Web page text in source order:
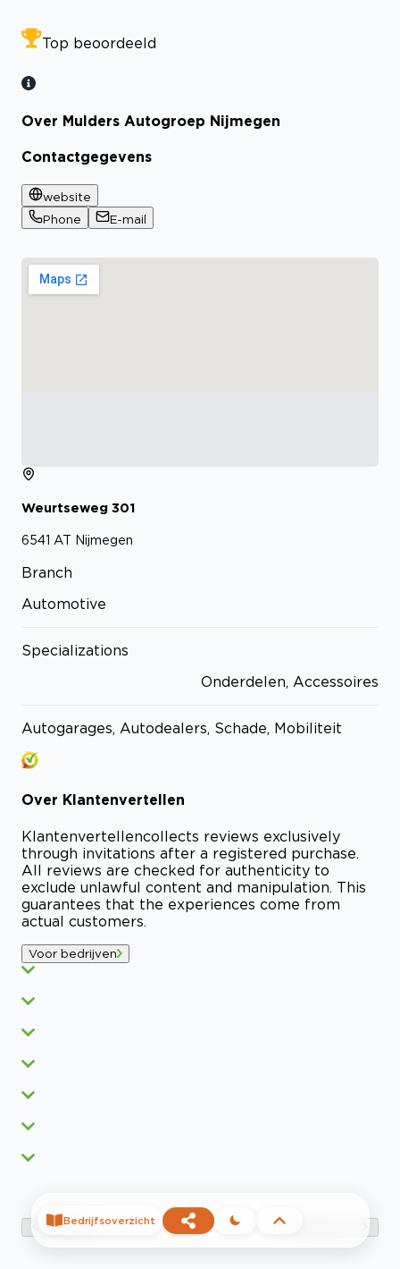
Top beoordeeld
Over Mulders Autogroep Nijmegen
Contactgegevens
website
Phone
E-mail
Weurtseweg 301
6541 AT Nijmegen
Branch
Automotive
Specializations
Onderdelen, Accessoires
Autogarages, Autodealers, Schade, Mobiliteit
Over Klantenvertellen
Klantenvertellencollects reviews exclusively
through invitations after a registered purchase.
All reviews are checked for authenticity to
exclude unlawful content and manipulation. This
guarantees that the experiences come from
actual customers.
Voor bedrijven
Vorige
Bedrijfsoverzicht